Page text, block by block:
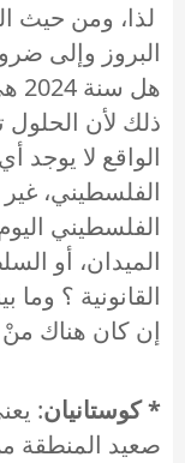
لذا، ومن حيث
البروز وإلى
ذلك لأن
الواقع لا
الفلسطيني،
الفلسطيني
الميدان، أو
القانونية ؟ وما
إن كان هناك منْ
* كوستانيان
صعيد المنطقة